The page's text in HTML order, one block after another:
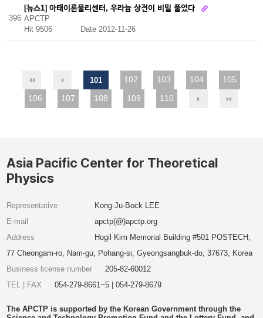
396
[뉴스1] 아태이론물리센터, 우라늄 상전이 비밀 풀었다
APCTP
Hit 9506
Date 2012-11-26
101 102 103 104
105
106
107 108 109 110
Asia Pacific Center for Theoretical
Physics
Representative
Kong-Ju-Bock LEE
E-mail
apctp(@)apctp.org
Address
Hogil Kim Memorial Building #501 POSTECH,
77 Cheongam-ro, Nam-gu, Pohang-si, Gyeongsangbuk-do, 37673, Korea
Business license number
205-82-60012
TEL | FAX
054-279-8661~5 | 054-279-8679
The APCTP is supported by the Korean Government through the